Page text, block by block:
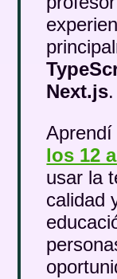
Next.js.
los 12
usar la
calidad